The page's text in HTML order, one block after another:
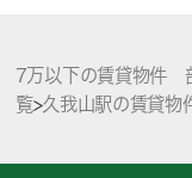
7万以下の賃貸物件
覧>久我山駅の賃貸物